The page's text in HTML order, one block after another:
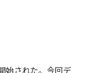
始された。今回デ